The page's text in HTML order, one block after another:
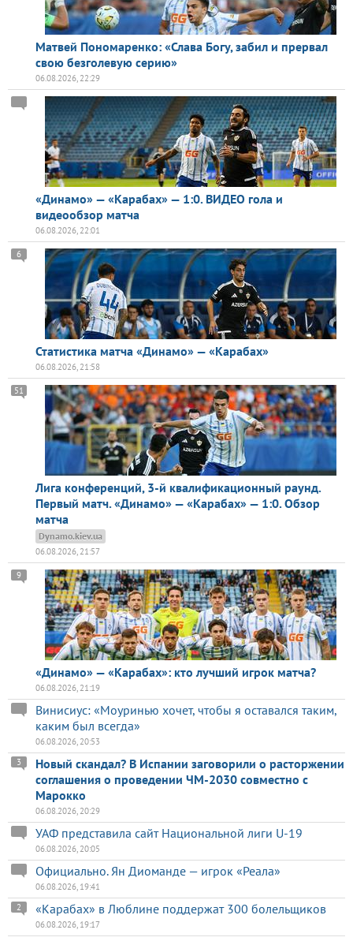
Матвей Пономаренко: «Слава Богу, забил и прервал
свою безголевую серию»
06.08.2026, 22:29
«Динамо» — «Карабах» — 1:0. ВИДЕО гола и
видеообзор матча
06.08.2026, 22:01
Статистика матча «Динамо» — «Карабах»
6
06.08.2026, 21:58
Лига конференций, 3-й квалификационный раунд.
Первый матч. «Динамо» — «Карабах» — 1:0. Обзор
матча
51
Dynamo.kiev.ua
06.08.2026, 21:57
«Динамо» — «Карабах»: кто лучший игрок матча?
9
06.08.2026, 21:19
Винисиус: «Моуринью хочет, чтобы я оставался таким,
каким был всегда»
06.08.2026, 20:53
Новый скандал? В Испании заговорили о расторжении
соглашения о проведении ЧМ-2030 совместно с
Марокко
3
06.08.2026, 20:29
УАФ представила сайт Национальной лиги U-19
06.08.2026, 20:05
Официально. Ян Диоманде — игрок «Реала»
06.08.2026, 19:41
«Карабах» в Люблине поддержат 300 болельщиков
2
06.08.2026, 19:17